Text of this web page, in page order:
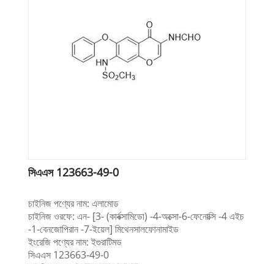
সিএএস 123663-49-0
চাইনিজ পণ্যের নাম: এলামোড
চাইনিজ ওরফে: এন- [3- (কার্বক্সামিডো) -4-অক্সো-6-ফেনোক্সি -4 এইচ
-1-বেনজোপিরান -7-ইয়েল] মিথেনসালফোনামাইড
ইংরেজি পণ্যের নাম: ইগুরাটিমড
সিএএস 123663-49-0